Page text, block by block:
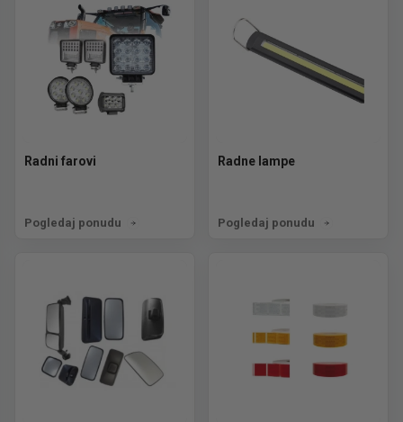
Radni farovi
Pogledaj ponudu
Radne lampe
Pogledaj ponudu